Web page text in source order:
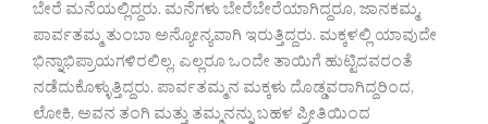
ಬೇರೆ ಮನೆಯಲ್ಲಿದ್ದರು. ಮನೆಗಳು ಬೇರೆಬೇರೆಯಾಗಿದ್ದರೂ, ಜಾನಕಮ್ಮ,
ಪಾರ್ವತಮ್ಮ ತುಂಬಾ ಅನ್ಯೋನ್ಯವಾಗಿ ಇರುತ್ತಿದ್ದರು. ಮಕ್ಕಳಲ್ಲಿ ಯಾವುದೇ
ಭಿನ್ನಾಭಿಪ್ರಾಯಗಳಿರಲಿಲ್ಲ. ಎಲ್ಲರೂ ಒಂದೇ ತಾಯಿಗೆ ಹುಟ್ಟಿದವರಂತೆ
ನಡೆದುಕೊಳ್ಳುತ್ತಿದ್ದರು. ಪಾರ್ವತಮ್ಮನ ಮಕ್ಕಳು ದೊಡ್ಡವರಾಗಿದ್ದರಿಂದ,
ಲೋಕಿ, ಅವನ ತಂಗಿ ಮತ್ತು ತಮ್ಮನನ್ನು ಬಹಳ ಪ್ರೀತಿಯಿಂದ